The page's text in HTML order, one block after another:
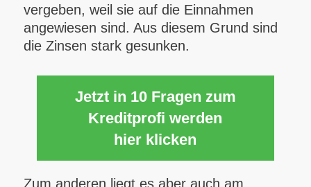
vergeben, weil sie auf die Einnahmen
angewiesen sind. Aus diesem Grund sind
die Zinsen stark gesunken.
Jetzt in 10 Fragen zum
Kreditprofi werden
hier klicken
Zum anderen liegt es aber auch am